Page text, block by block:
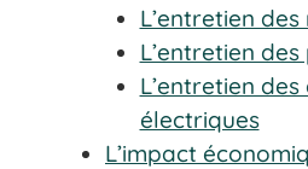
L’entretien
L’entretien
L’entretien
électriques
L’impact